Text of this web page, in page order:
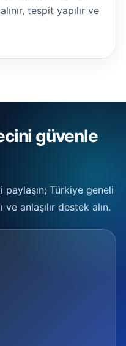
tespit yapılır ve
güvenle
Türkiye geneli
anlaşılır destek alın.